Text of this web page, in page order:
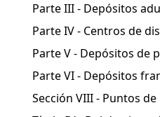
Parte III - Depósitos
Parte IV - Centros de
Parte V - Depósitos de
Parte VI - Depósitos
Sección VIII - Puntos